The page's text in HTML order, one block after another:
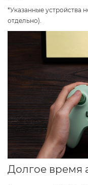
*Указанные устройства
отдельно).
Долгое время